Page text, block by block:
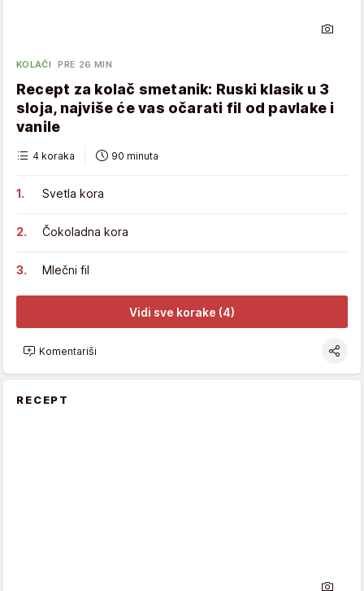
KOLAČI PRE 26 MIN
Recept za kolač smetanik: Ruski klasik u 3
sloja, najviše će vas očarati fil od pavlake i
vanile
4 koraka 90 minuta
Svetla kora
Čokoladna kora
Mlečni fil
Vidi sve korake (4)
Komentariši
RECEPT